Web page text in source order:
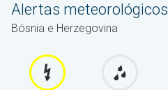
Alertas meteorológicos
Bósnia e Herzegovina